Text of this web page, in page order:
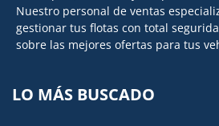
Nuestro personal de ventas
gestionar tus flotas con total
sobre las mejores ofertas para tus
LO MÁS BUSCADO